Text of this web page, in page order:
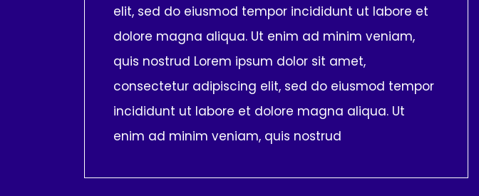
elit, sed do eiusmod tempor incididunt ut labore et
dolore magna aliqua. Ut enim ad minim veniam,
quis nostrud Lorem ipsum dolor sit amet,
consectetur adipiscing elit, sed do eiusmod tempor
incididunt ut labore et dolore magna aliqua. Ut
enim ad minim veniam, quis nostrud